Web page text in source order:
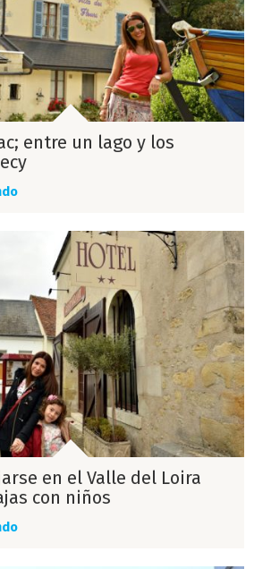
entre un lago y los
en el Valle del Loira
con niños